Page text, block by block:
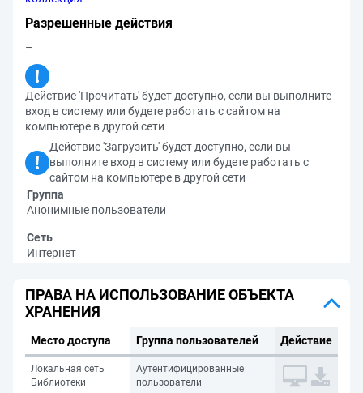
Разрешенные действия
–
Действие 'Прочитать' будет доступно, если вы выполните
вход в систему или будете работать с сайтом на
компьютере в другой сети
Действие 'Загрузить' будет доступно, если вы
выполните вход в систему или будете работать с
сайтом на компьютере в другой сети
Группа
Анонимные пользователи
Сеть
Интернет
ПРАВА НА ИСПОЛЬЗОВАНИЕ ОБЪЕКТА
ХРАНЕНИЯ
Место доступа Группа пользователей Действие
Локальная сеть
Библиотеки
Аутентифицированные
пользователи